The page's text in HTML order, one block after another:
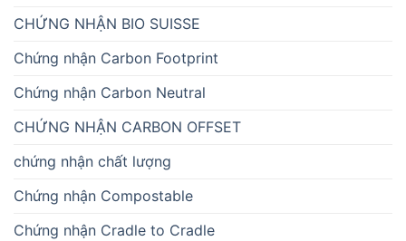
CHỨNG NHẬN BIO SUISSE
Chứng nhận Carbon Footprint
Chứng nhận Carbon Neutral
CHỨNG NHẬN CARBON OFFSET
chứng nhận chất lượng
Chứng nhận Compostable
Chứng nhận Cradle to Cradle